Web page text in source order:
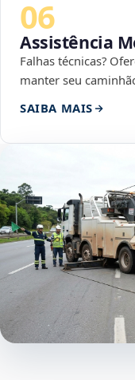
06
Assistência
Falhas técnicas?
manter seu
SAIBA MAIS